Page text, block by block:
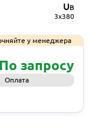
UВ
3x380
у менеджера
По запросу
Оплата